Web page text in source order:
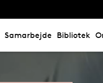
Samarbejde Bibliotek